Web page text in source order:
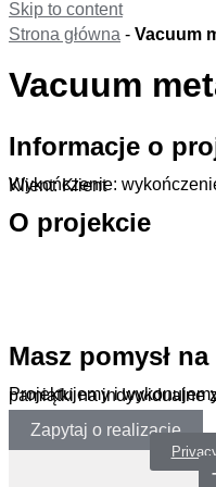
Skip to content
Strona główna - Vacuum
Vacuum
Informacje o
Wykończenie:
Klient: Klient
O projekcie
Masz pomysł
Projektujemy i wykonujemy metalowe breloki, magnesy oraz
Zapytaj o realizację